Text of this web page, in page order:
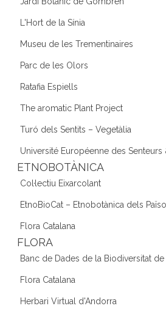
L'Hort de la Sínia
Museu de les Trementinaires
Parc de les Olors
Ratafia Espiells
The aromatic Plant Project
Turó dels Sentits – Vegetàlia
Université Européenne des Senteurs
ETNOBOTÀNICA
Col·lectiu Eixarcolant
EtnoBioCat – Etnobotànica dels
Flora Catalana
FLORA
Banc de Dades de la Biodiversitat de
Flora Catalana
Herbari Virtual d'Andorra